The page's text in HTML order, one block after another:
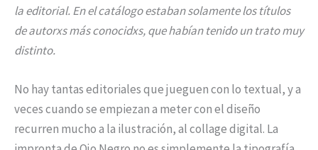
la editorial. En el catálogo estaban solamente los títulos
de autorxs más conocidxs, que habían tenido un trato muy
distinto.
No hay tantas editoriales que jueguen con lo textual, y a
veces cuando se empiezan a meter con el diseño
recurren mucho a la ilustración, al collage digital. La